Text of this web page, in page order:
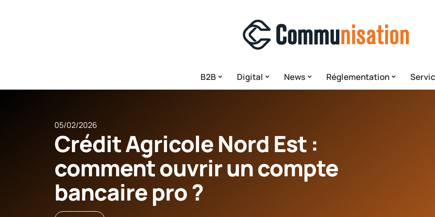
B2B Digital News Réglementation
05/02/2026
Crédit Agricole Nord Est :
comment ouvrir un compte
bancaire pro ?